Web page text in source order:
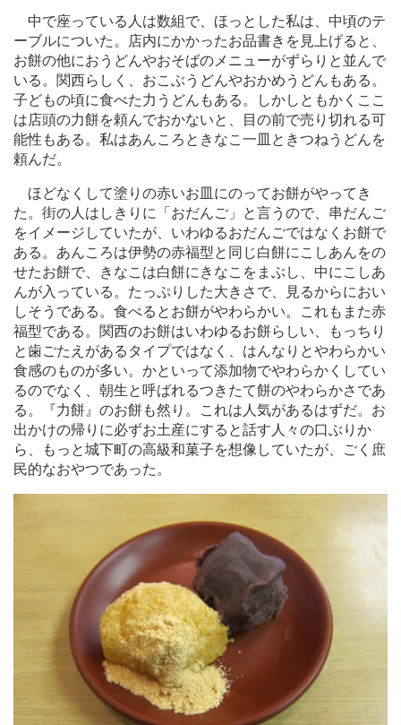
中で座っている人は数組で、ほっとした私は、中頃のテ
ーブルについた。店内にかかったお品書きを見上げると、
お餅の他におうどんやおそばのメニューがずらりと並んで
いる。関西らしく、おこぶうどんやおかめうどんもある。
子どもの頃に食べた力うどんもある。しかしともかくここ
は店頭の力餅を頼んでおかないと、目の前で売り切れる可
能性もある。私はあんころときなこ一皿ときつねうどんを
頼んだ。
ほどなくして塗りの赤いお皿にのってお餅がやってき
た。街の人はしきりに「おだんご」と言うので、串だんご
をイメージしていたが、いわゆるおだんごではなくお餅で
ある。あんころは伊勢の赤福型と同じ白餅にこしあんをの
せたお餅で、きなこは白餅にきなこをまぶし、中にこしあ
んが入っている。たっぷりした大きさで、見るからにおい
しそうである。食べるとお餅がやわらかい。これもまた赤
福型である。関西のお餅はいわゆるお餅らしい、もっちり
と歯ごたえがあるタイプではなく、はんなりとやわらかい
食感のものが多い。かといって添加物でやわらかくしてい
るのでなく、朝生と呼ばれるつきたて餅のやわらかさであ
る。『力餅』のお餅も然り。これは人気があるはずだ。お
出かけの帰りに必ずお土産にすると話す人々の口ぶりか
ら、もっと城下町の高級和菓子を想像していたが、ごく庶
民的なおやつであった。